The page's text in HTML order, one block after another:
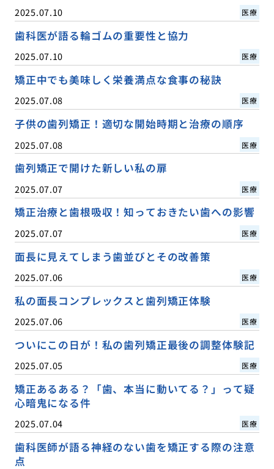
2025.07.10 医療
歯科医が語る輪ゴムの重要性と協力
2025.07.10 医療
矯正中でも美味しく栄養満点な食事の秘訣
2025.07.08 医療
子供の歯列矯正！適切な開始時期と治療の順序
2025.07.08 医療
歯列矯正で開けた新しい私の扉
2025.07.07 医療
矯正治療と歯根吸収！知っておきたい歯への影響
2025.07.07 医療
面長に見えてしまう歯並びとその改善策
2025.07.06 医療
私の面長コンプレックスと歯列矯正体験
2025.07.06 医療
ついにこの日が！私の歯列矯正最後の調整体験記
2025.07.05 医療
矯正あるある？「歯、本当に動いてる？」って疑
心暗鬼になる件
2025.07.04 医療
歯科医師が語る神経のない歯を矯正する際の注意
点